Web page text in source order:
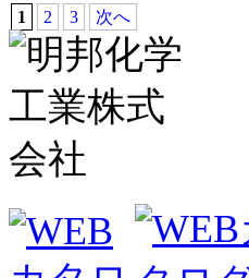
1 2 3 次へ